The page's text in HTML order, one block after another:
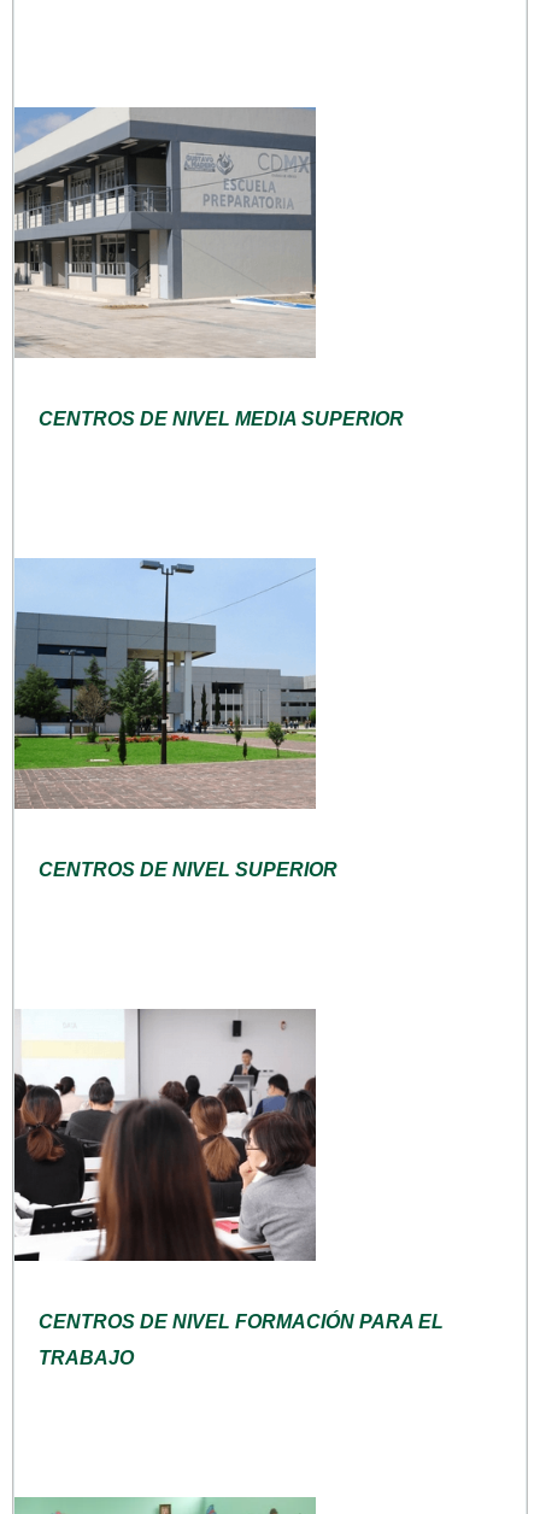
CENTROS DE NIVEL MEDIA SUPERIOR
CENTROS DE NIVEL SUPERIOR
CENTROS DE NIVEL FORMACIÓN PARA EL
TRABAJO